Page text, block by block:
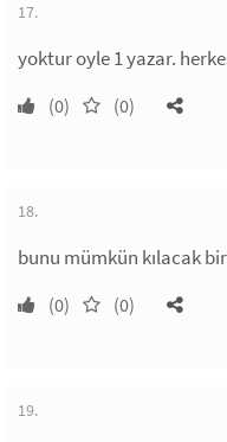
17.
yoktur oyle 1 yazar.
(0) (0)
18.
bunu mümkün kılacak bir
(0) (0)
19.